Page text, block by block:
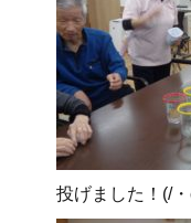
投げました！(/